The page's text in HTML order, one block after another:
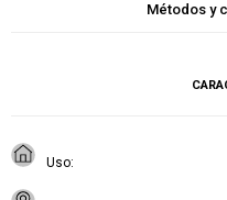
Métodos y
Uso